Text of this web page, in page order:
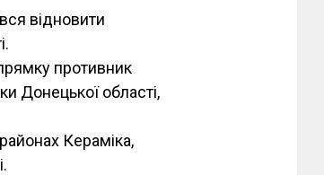
відновити
противник
Донецької області,
Кераміка,